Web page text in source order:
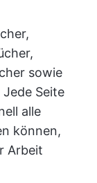
sowie
Seite
alle
können,
Arbeit